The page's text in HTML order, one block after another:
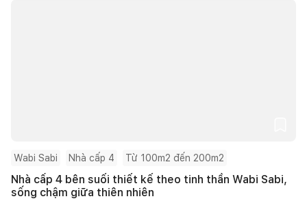
Wabi Sabi Nhà cấp 4 Từ 100m2 đến 200m2
Nhà cấp 4 bên suối thiết kế theo tinh thần Wabi Sabi,
sống chậm giữa thiên nhiên